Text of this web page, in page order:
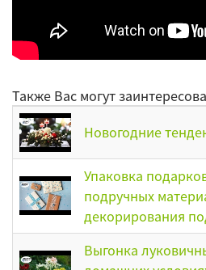
Также Вас могут
Новогодние
Упаковка
подручных
декорирования
Выгонка